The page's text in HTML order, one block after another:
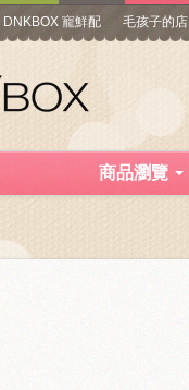
DNKBOX 寵鮮配 毛孩子的店
商品瀏覽